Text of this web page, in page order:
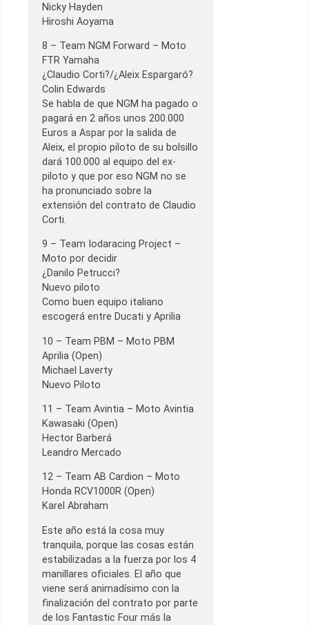
Nicky Hayden
Hiroshi Aoyama
8 – Team NGM Forward – Moto
FTR Yamaha
¿Claudio Corti?/¿Aleix Espargaró?
Colin Edwards
Se habla de que NGM ha pagado o
pagará en 2 años unos 200.000
Euros a Aspar por la salida de
Aleix, el propio piloto de su bolsillo
dará 100.000 al equipo del ex-
piloto y que por eso NGM no se
ha pronunciado sobre la
extensión del contrato de Claudio
Corti.
9 – Team Iodaracing Project –
Moto por decidir
¿Danilo Petrucci?
Nuevo piloto
Como buen equipo italiano
escogerá entre Ducati y Aprilia
10 – Team PBM – Moto PBM
Aprilia (Open)
Michael Laverty
Nuevo Piloto
11 – Team Avintia – Moto Avintia
Kawasaki (Open)
Hector Barberá
Leandro Mercado
12 – Team AB Cardion – Moto
Honda RCV1000R (Open)
Karel Abraham
Este año está la cosa muy
tranquila, porque las cosas están
estabilizadas a la fuerza por los 4
manillares oficiales. El año que
viene será animadísimo con la
finalización del contrato por parte
de los Fantastic Four más la